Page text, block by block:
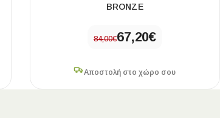
BRONZE
84,00€67,20€
Αποστολή στο χώρο σου